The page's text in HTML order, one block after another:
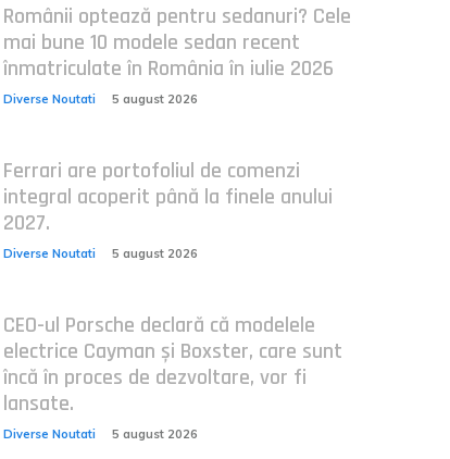
Românii optează pentru sedanuri? Cele
mai bune 10 modele sedan recent
înmatriculate în România în iulie 2026
Diverse Noutati 5 august 2026
Ferrari are portofoliul de comenzi
integral acoperit până la finele anului
2027.
Diverse Noutati 5 august 2026
CEO-ul Porsche declară că modelele
electrice Cayman și Boxster, care sunt
încă în proces de dezvoltare, vor fi
lansate.
Diverse Noutati 5 august 2026